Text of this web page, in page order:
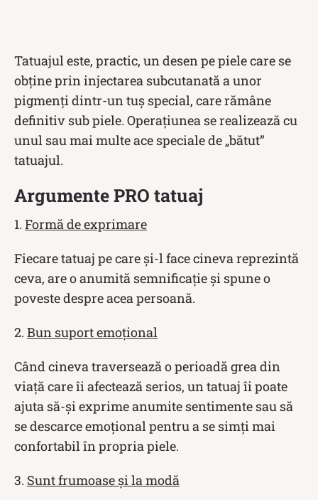
Tatuajul este, practic, un desen pe piele care se
obține prin injectarea subcutanată a unor
pigmenți dintr-un tuş special, care rămâne
definitiv sub piele. Operațiunea se realizează cu
unul sau mai multe ace speciale de „bătut”
tatuajul.
Argumente PRO tatuaj
1. Formă de exprimare
Fiecare tatuaj pe care și-l face cineva reprezintă
ceva, are o anumită semnificație și spune o
poveste despre acea persoană.
2. Bun suport emoțional
Când cineva traversează o perioadă grea din
viață care îi afectează serios, un tatuaj îi poate
ajuta să-și exprime anumite sentimente sau să
se descarce emoțional pentru a se simți mai
confortabil în propria piele.
3. Sunt frumoase și la modă